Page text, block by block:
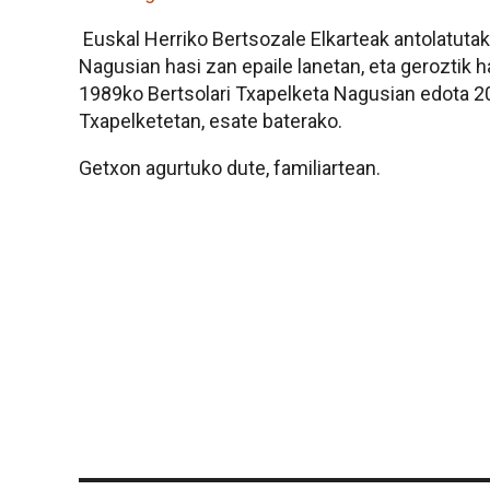
Euskal Herriko Bertsozale Elkarteak
Nagusian hasi zan epaile lanetan, eta geroztik
1989ko Bertsolari Txapelketa Nagusian edota
Txapelketetan, esate baterako.
Getxon agurtuko dute, familiartean.